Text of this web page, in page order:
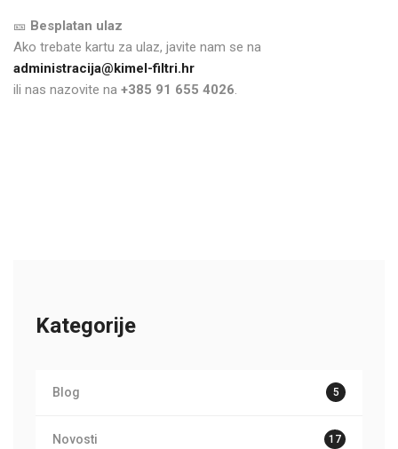
🎫 Besplatan ulaz
Ako trebate kartu za ulaz, javite nam se na
administracija@kimel-filtri.hr
ili nas nazovite na +385 91 655 4026.
Kategorije
Blog 5
Novosti 17